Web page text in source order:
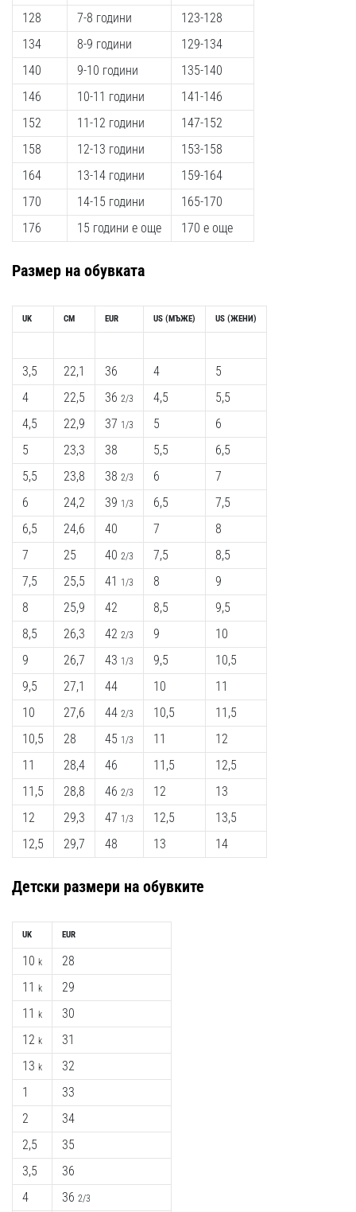
128
134
140
146
152
158
164
170
176
7-8 години
8-9 години
9-10 години
10-11 години
11-12 години
12-13 години
13-14 години
14-15 години
15 години е още
123-128
129-134
135-140
141-146
147-152
153-158
159-164
165-170
170 е още
Размер на обувката
UK
3,5
4
4,5
5
5,5
6
6,5
7
7,5
8
8,5
9
9,5
10
10,5
11
11,5
12
12,5
CM
22,1
22,5
22,9
23,3
23,8
24,2
24,6
25
25,5
25,9
26,3
26,7
27,1
27,6
28
28,4
28,8
29,3
29,7
EUR
36
36 2/3
37 1/3
38
38 2/3
39 1/3
40
40 2/3
41 1/3
42
42 2/3
43 1/3
44
44 2/3
45 1/3
46
46 2/3
47 1/3
48
US (МЪЖЕ)
4
4,5
5
5,5
6
6,5
7
7,5
8
8,5
9
9,5
10
10,5
11
11,5
12
12,5
13
US (ЖЕНИ)
5
5,5
6
6,5
7
7,5
8
8,5
9
9,5
10
10,5
11
11,5
12
12,5
13
13,5
14
Детски размери на обувките
UK
10 k
11 k
11 k
12 k
13 k
1
2
2,5
3,5
4
EUR
28
29
30
31
32
33
34
35
36
36 2/3